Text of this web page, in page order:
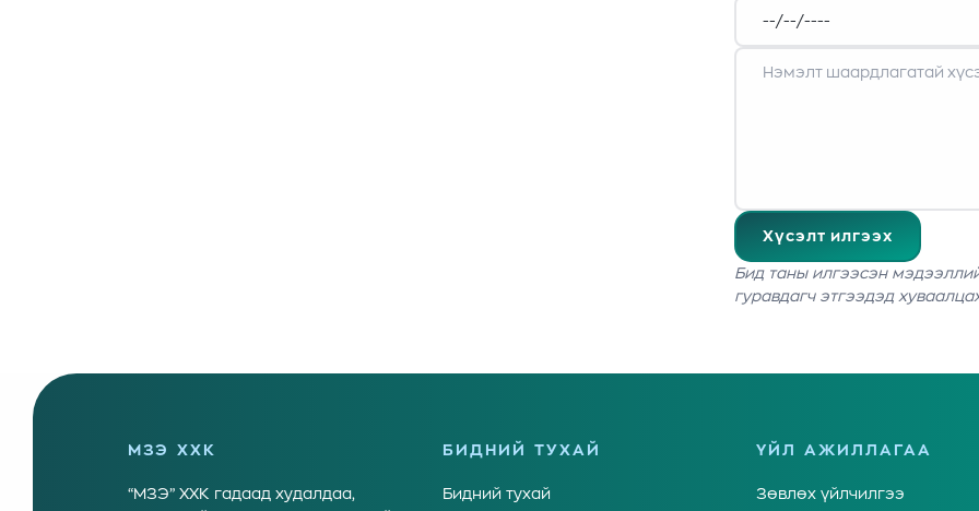
Хүсэлт илгээх
Бид таны илгээсэн
гуравдагч этгээдэд
МЗЭ ХХК
“МЗЭ” ХХК гадаад худалдаа,
БИДНИЙ ТУХАЙ
Бидний тухай
ҮЙЛ АЖИЛЛАГАА
Зөвлөх үйлчилгээ